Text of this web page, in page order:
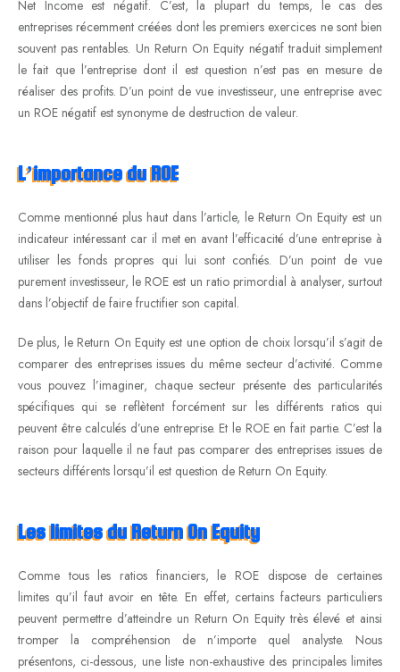
Net Income est négatif. C’est, la plupart du temps, le cas des
entreprises récemment créées dont les premiers exercices ne sont bien
souvent pas rentables. Un Return On Equity négatif traduit simplement
le fait que l’entreprise dont il est question n’est pas en mesure de
réaliser des profits. D’un point de vue investisseur, une entreprise avec
un ROE négatif est synonyme de destruction de valeur.
L’importance du ROE
Comme mentionné plus haut dans l’article, le Return On Equity est un
indicateur intéressant car il met en avant l’efficacité d’une entreprise à
utiliser les fonds propres qui lui sont confiés. D’un point de vue
purement investisseur, le ROE est un ratio primordial à analyser, surtout
dans l’objectif de faire fructifier son capital.
De plus, le Return On Equity est une option de choix lorsqu’il s’agit de
comparer des entreprises issues du même secteur d’activité. Comme
vous pouvez l’imaginer, chaque secteur présente des particularités
spécifiques qui se reflètent forcément sur les différents ratios qui
peuvent être calculés d’une entreprise. Et le ROE en fait partie. C’est la
raison pour laquelle il ne faut pas comparer des entreprises issues de
secteurs différents lorsqu’il est question de Return On Equity.
Les limites du Return OnEquity
Comme tous les ratios financiers, le ROE dispose de certaines
limites qu’il faut avoir en tête. En effet, certains facteurs particuliers
peuvent permettre d’atteindre un Return On Equity très élevé et ainsi
tromper la compréhension de n’importe quel analyste. Nous
présentons, ci-dessous, une liste non-exhaustive des principales limites